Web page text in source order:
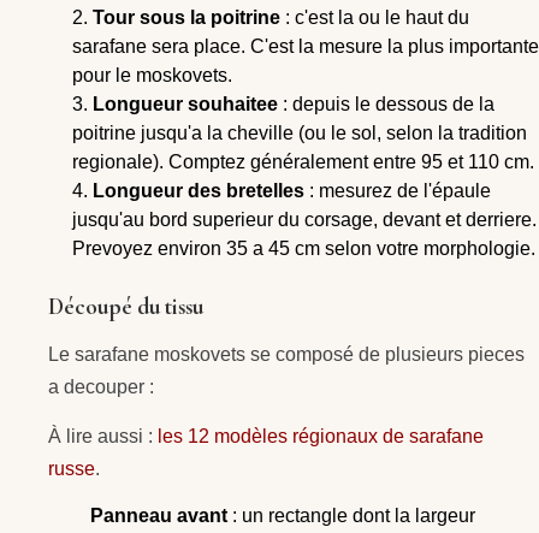
Tour sous la poitrine : c'est la ou le haut du
sarafane sera place. C'est la mesure la plus importante
pour le moskovets.
Longueur souhaitee : depuis le dessous de la
poitrine jusqu'a la cheville (ou le sol, selon la tradition
regionale). Comptez généralement entre 95 et 110 cm.
Longueur des bretelles : mesurez de l'épaule
jusqu'au bord superieur du corsage, devant et derriere.
Prevoyez environ 35 a 45 cm selon votre morphologie.
Découpé du tissu
Le sarafane moskovets se composé de plusieurs pieces
a decouper :
À lire aussi : les 12 modèles régionaux de sarafane
russe.
Panneau avant : un rectangle dont la largeur